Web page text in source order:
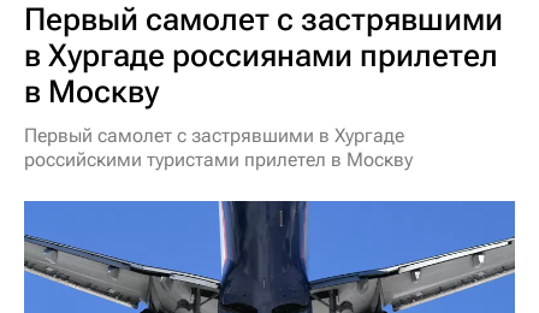
Первый самолет с застрявшими
в Хургаде россиянами прилетел
в Москву
Первый самолет с застрявшими в Хургаде
российскими туристами прилетел в Москву